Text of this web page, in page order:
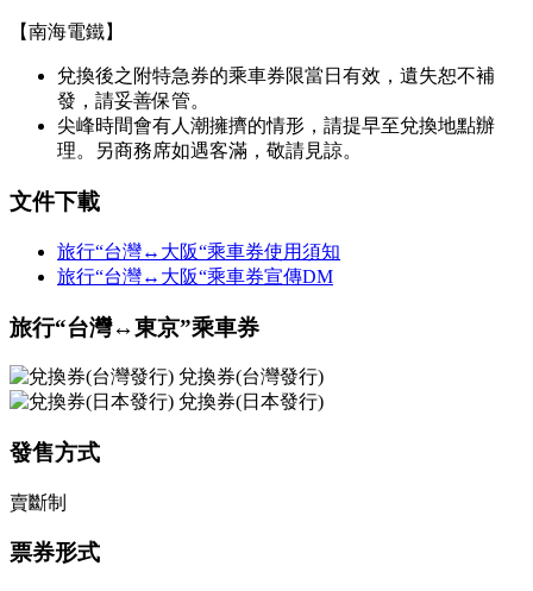
【南海電鐵】
兌換後之附特急券的乘車券限當日有效，遺失恕不補
發，請妥善保管。
尖峰時間會有人潮擁擠的情形，請提早至兌換地點辦
理。另商務席如遇客滿，敬請見諒。
文件下載
旅行“台灣↔大阪“乘車券使用須知
旅行“台灣↔大阪“乘車券宣傳DM
旅行“台灣↔東京”乘車券
兌換券(台灣發行)
兌換券(日本發行)
發售方式
賣斷制
票券形式